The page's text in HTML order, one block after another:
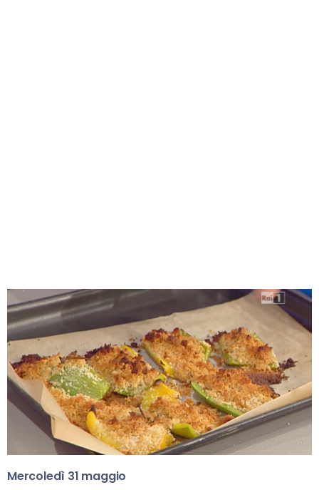
Mercoledì 31 maggio